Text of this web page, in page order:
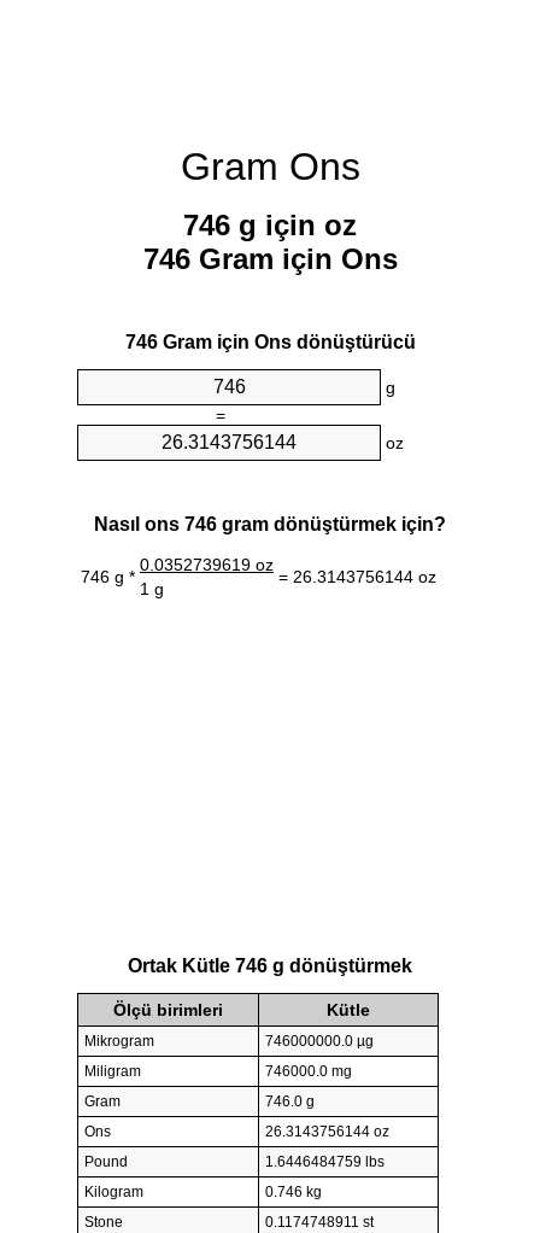
Gram Ons
746 g için oz
746 Gram için Ons
746 Gram için Ons dönüştürücü
g
=
oz
Nasıl ons 746 gram dönüştürmek için?
746 g *
0.0352739619 oz
= 26.3143756144 oz
1 g
Ortak Kütle 746 g dönüştürmek
Ölçü birimleri Kütle
Mikrogram
746000000.0 µg
Miligram
746000.0 mg
Gram
746.0 g
Ons
26.3143756144 oz
Pound
1.6446484759 lbs
Kilogram
0.746 kg
Stone
0.1174748911 st